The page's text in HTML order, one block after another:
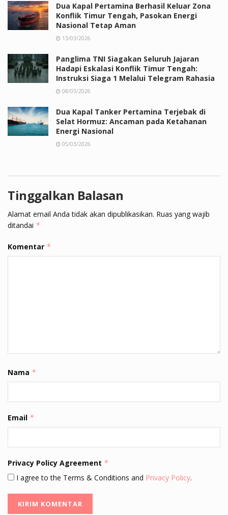
Dua Kapal Pertamina Berhasil Keluar Zona
Konflik Timur Tengah, Pasokan Energi
Nasional Tetap Aman
13/03/2026
Panglima TNI Siagakan Seluruh Jajaran
Hadapi Eskalasi Konflik Timur Tengah:
Instruksi Siaga 1 Melalui Telegram Rahasia
08/03/2026
Dua Kapal Tanker Pertamina Terjebak di
Selat Hormuz: Ancaman pada Ketahanan
Energi Nasional
05/03/2026
Tinggalkan Balasan
Alamat email Anda tidak akan dipublikasikan. Ruas yang wajib
ditandai *
Komentar *
Nama *
Email *
Privacy Policy Agreement *
I agree to the Terms & Conditions and Privacy Policy.